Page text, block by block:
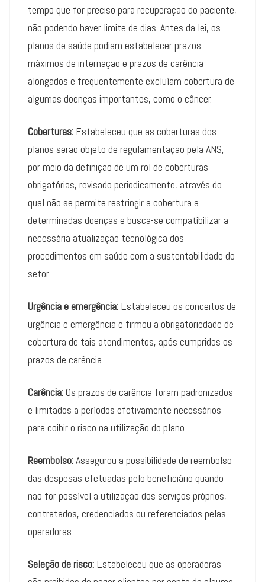
tempo que for preciso para recuperação do paciente,
não podendo haver limite de dias. Antes da lei, os
planos de saúde podiam estabelecer prazos
máximos de internação e prazos de carência
alongados e frequentemente excluíam cobertura de
algumas doenças importantes, como o câncer.
Coberturas: Estabeleceu que as coberturas dos
planos serão objeto de regulamentação pela ANS,
por meio da definição de um rol de coberturas
obrigatórias, revisado periodicamente, através do
qual não se permite restringir a cobertura a
determinadas doenças e busca-se compatibilizar a
necessária atualização tecnológica dos
procedimentos em saúde com a sustentabilidade do
setor.
Urgência e emergência: Estabeleceu os conceitos de
urgência e emergência e firmou a obrigatoriedade de
cobertura de tais atendimentos, após cumpridos os
prazos de carência.
Carência:Os prazos de carência foram padronizados
e limitados a períodos efetivamente necessários
para coibir o risco na utilização do plano.
Reembolso:Assegurou a possibilidade de reembolso
das despesas efetuadas pelo beneficiário quando
não for possível a utilização dos serviços próprios,
contratados, credenciados ou referenciados pelas
operadoras.
Seleção de risco: Estabeleceu que as operadoras